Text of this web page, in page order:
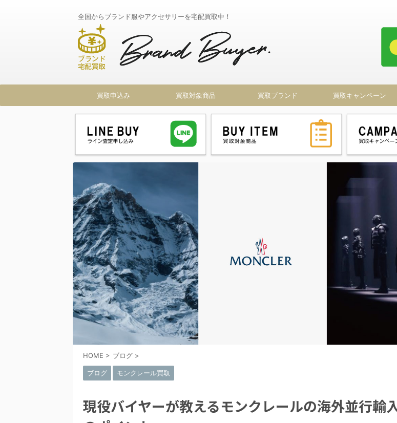
全国からブランド服やアクセサリーを宅配買取中！
買取申込み 買取対象商品 買取ブランド 買取キャンペーン
HOME > ブログ >
ブログ モンクレール買取
現役バイヤーが教えるモンクレールの海外並行輸